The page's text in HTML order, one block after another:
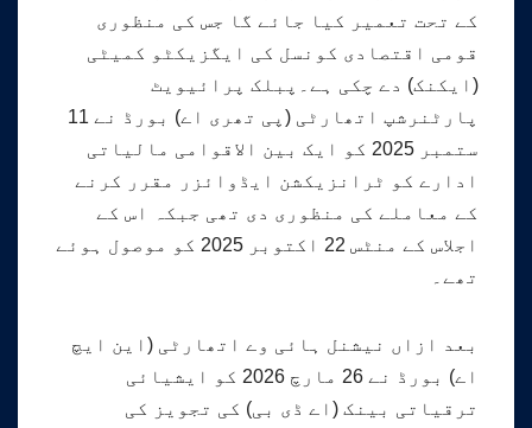
کے تحت تعمیر کیا جائے گا جس کی منظوری
قومی اقتصادی کونسل کی ایگزیکٹو کمیٹی
(ایکنک) دے چکی ہے۔پبلک پرائیویٹ
پارٹنرشپ اتھارٹی (پی تھری اے) بورڈ نے 11
ستمبر 2025 کو ایک بین الاقوامی مالیاتی
ادارے کو ٹرانزیکشن ایڈوائزر مقرر کرنے
کے معاملے کی منظوری دی تھی جبکہ اس کے
اجلاس کے منٹس 22 اکتوبر 2025 کو موصول ہوئے
تھے۔
بعد ازاں نیشنل ہائی وے اتھارٹی (این ایچ
اے) بورڈ نے 26 مارچ 2026 کو ایشیائی
ترقیاتی بینک (اے ڈی بی) کی تجویز کی